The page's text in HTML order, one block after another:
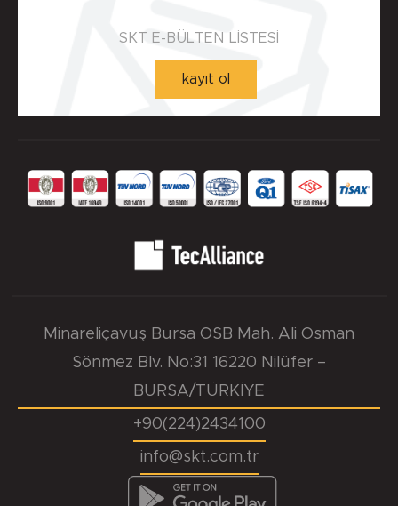
SKT E-BÜLTEN LİSTESİ
kayıt ol
Minareliçavuş Bursa OSB Mah. Ali Osman
Sönmez Blv. No:31 16220 Nilüfer –
BURSA/TÜRKİYE
+90(224)2434100
info@skt.com.tr